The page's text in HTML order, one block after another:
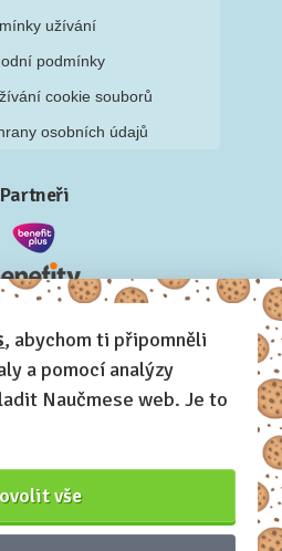
užívání
podmínky
cookie souborů
osobních údajů
Partneři
, abychom ti připomněli
a pomocí analýzy
Naučmese web. Je to
vše